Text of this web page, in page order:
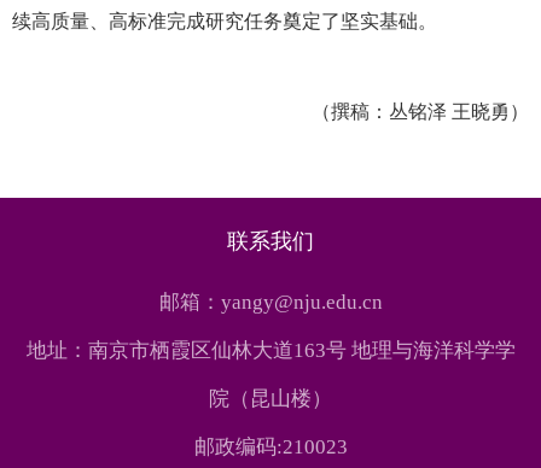
续高质量、高标准完成研究任务奠定了坚实基础。
（撰稿：丛铭泽 王晓勇）
联系我们
邮箱：yangy@nju.edu.cn
地址：南京市栖霞区仙林大道163号 地理与海洋科学学
院（昆山楼）
邮政编码:210023